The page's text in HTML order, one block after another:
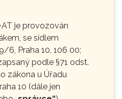
je provozován
se sídlem
6, Praha 10, 106 00;
podle §71 odst.
zákona u Úřadu
10 (dále jen